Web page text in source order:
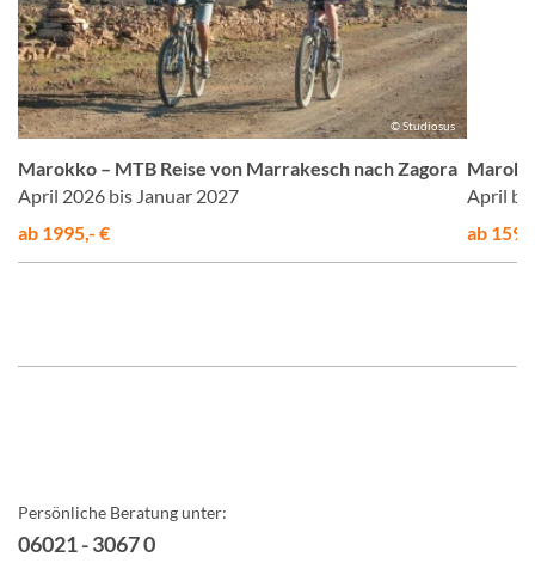
© Studiosus
Marokko – MTB Reise von Marrakesch nach Zagora
April 2026 bis Januar 2027
ab 1995,- €
April
ab
Persönliche Beratung unter:
06021 - 3067 0